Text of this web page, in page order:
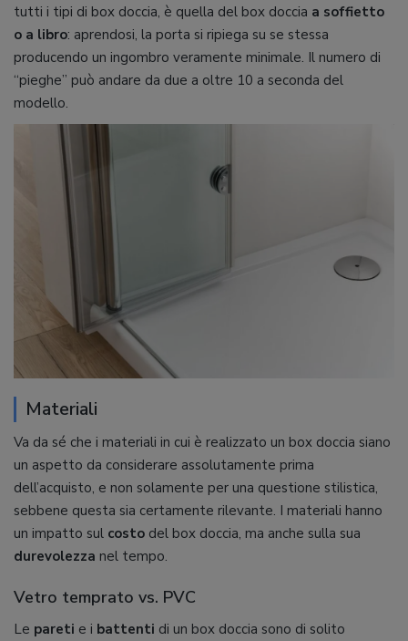
tutti i tipi di box doccia, è quella del box doccia a soffietto
o a libro: aprendosi, la porta si ripiega su se stessa
producendo un ingombro veramente minimale. Il numero di
“pieghe” può andare da due a oltre 10 a seconda del
modello.
Materiali
Va da sé che i materiali in cui è realizzato un box doccia siano
un aspetto da considerare assolutamente prima
dell’acquisto, e non solamente per una questione stilistica,
sebbene questa sia certamente rilevante. I materiali hanno
un impatto sul costo del box doccia, ma anche sulla sua
durevolezza nel tempo.
Vetro temprato vs. PVC
Le pareti e i battenti di un box doccia sono di solito